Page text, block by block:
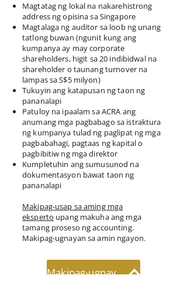
Magtatag ng lokal na nakarehistrong
address ng opisina sa Singapore
Magtalaga ng auditor sa loob ng unang
tatlong buwan (ngunit kung ang
kumpanya ay may corporate
shareholders, higit sa 20 indibidwal na
shareholder o taunang turnover na
lampas sa S$5 milyon)
Tukuyin ang katapusan ng taon ng
pananalapi
Patuloy na ipaalam sa ACRA ang
anumang mga pagbabago sa istraktura
ng kumpanya tulad ng paglipat ng mga
pagbabahagi, pagtaas ng kapital o
pagbibitiw ng mga direktor
Kumpletuhin ang sumusunod na
dokumentasyon bawat taon ng
pananalapi
Makipag-usap sa aming mga
eksperto upang makuha ang mga
tamang proseso ng accounting.
Makipag-ugnayan sa amin ngayon.
Makipag-ugnayan sa amin